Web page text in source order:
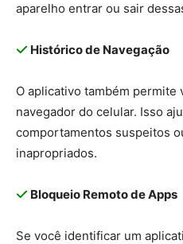
aparelho entrar ou sair
Histórico de Navegação
O aplicativo também
navegador do celular. Isso
comportamentos suspeitos
inapropriados.
Bloqueio Remoto de Apps
Se você identificar um